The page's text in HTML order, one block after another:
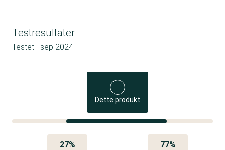
Testresultater
Testet i sep 2024
Dette produkt
27% 77%